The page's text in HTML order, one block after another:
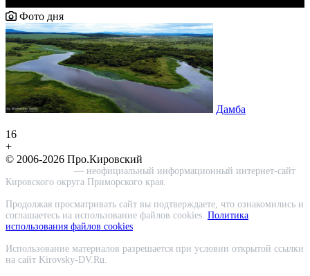
Фото дня
Дамба
16
+
© 2006-2026 Про.Кировский
— неофициальный информационный интернет-сайт
Кировского округа Приморского края.
Продолжая просматривать сайт вы подтверждаете, что ознакомились и
соглашаетесь на использование файлов cookies. Политика
использования файлов cookies.
Использование материалов разрешается при условии открытой ссылки
на сайт Kirovsky-DV.Ru.